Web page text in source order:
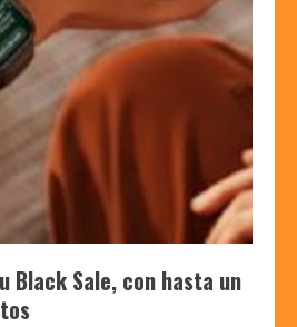
Black Sale, con hasta un